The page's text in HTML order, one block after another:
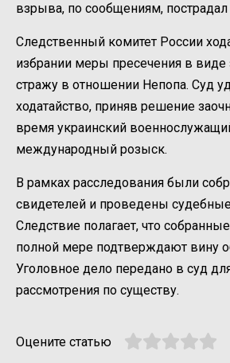
взрыва, по сообщениям,
Следственный комитет России
избрании меры пресечения в
стражу в отношении Непопа. Суд
ходатайство, приняв решение
время украинский
международный розыск.
В рамках расследования были
свидетелей и проведены
Следствие полагает, что
полной мере подтверждают вину
Уголовное дело передано в суд
рассмотрения по существу.
Оцените статью